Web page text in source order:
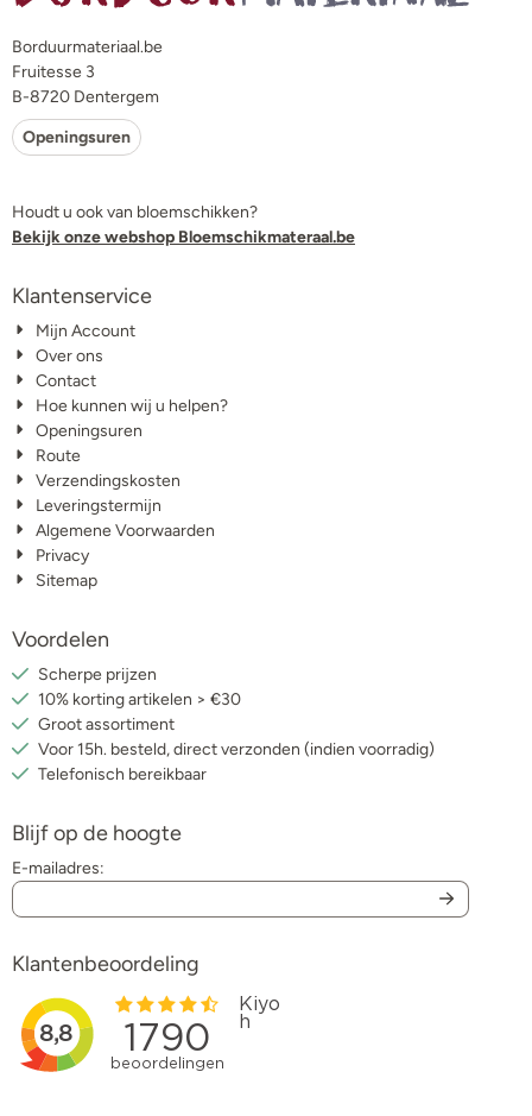
Borduurmateriaal.be
Fruitesse 3
B-8720 Dentergem
Openingsuren
Houdt u ook van bloemschikken?
Bekijk onze webshop Bloemschikmateraal.be
Klantenservice
Mijn Account
Over ons
Contact
Hoe kunnen wij u helpen?
Openingsuren
Route
Verzendingskosten
Leveringstermijn
Algemene Voorwaarden
Privacy
Sitemap
Voordelen
Scherpe prijzen
10% korting artikelen > €30
Groot assortiment
Voor 15h. besteld, direct verzonden (indien voorradig)
Telefonisch bereikbaar
Blijf op de hoogte
E-mailadres:
Klantenbeoordeling